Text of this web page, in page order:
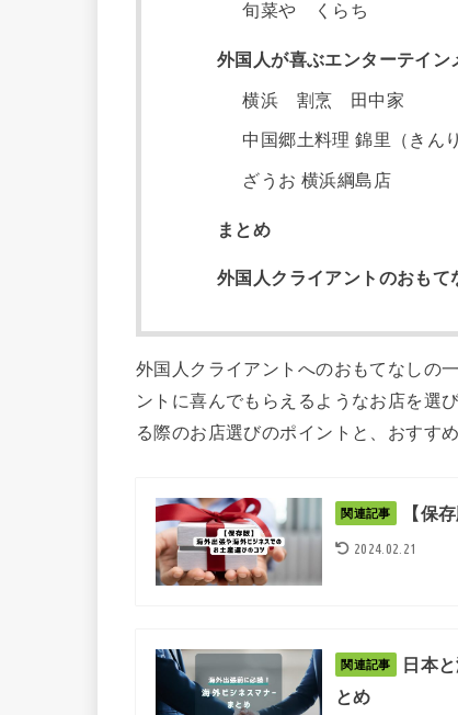
旬菜や くらち
外国人が喜ぶエンターテイ
横浜 割烹 田中家
中国郷土料理 錦里（きんり
ざうお 横浜綱島店
まとめ
外国人クライアントのおもて
外国人クライアントへのおもてなしの
ントに喜んでもらえるようなお店を選
る際のお店選びのポイントと、おすす
関連記事 【保
2024.02.21
関連記事
日本
とめ